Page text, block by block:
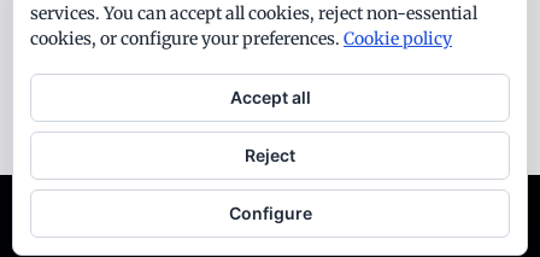
Ateneu Santfeliuenc - Tots els drets reservats -
Avís legal-Política de privacitat
services. You can accept all cookies, reject non-essential
cookies, or configure your preferences. Cookie policy
Accept all
Reject
Configure